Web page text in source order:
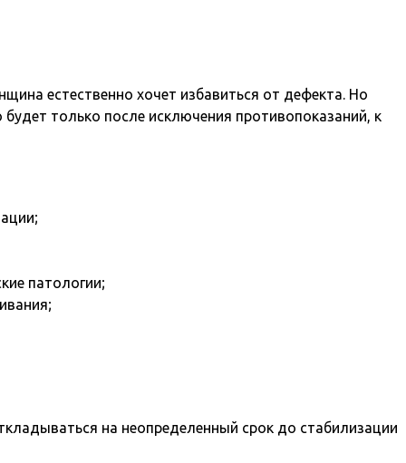
естественно хочет избавиться от дефекта. Но
только после исключения противопоказаний, к
патологии;
на неопределенный срок до стабилизации